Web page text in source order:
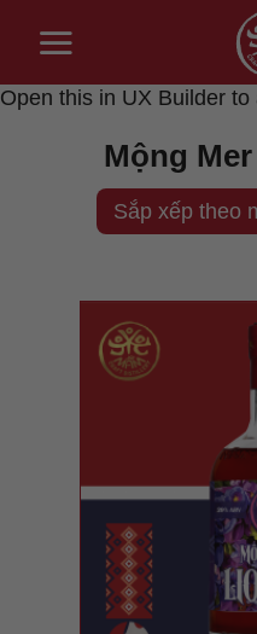
Open this in UX Builder
Mộng Mer